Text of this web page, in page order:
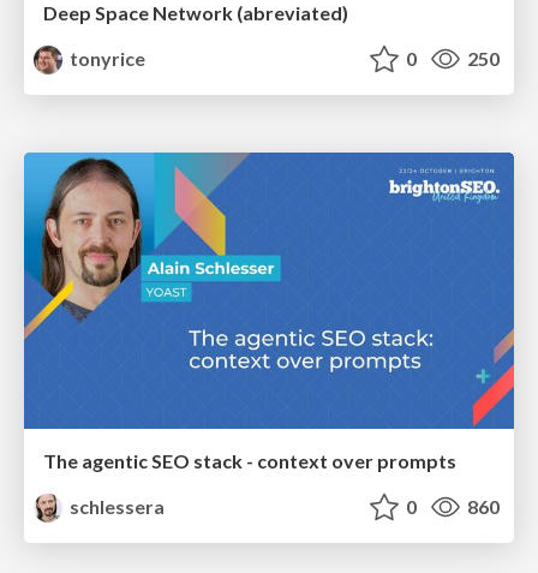
Deep Space Network (abreviated)
tonyrice
0 250
The agentic SEO stack - context over prompts
schlessera
0 860